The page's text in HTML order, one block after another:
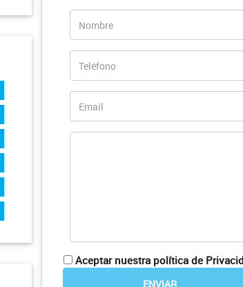
Aceptar nuestra política de